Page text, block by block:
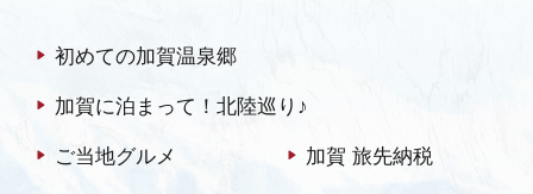
初めての加賀温泉郷
加賀に泊まって！北陸巡り♪
ご当地グルメ 加賀 旅先納税